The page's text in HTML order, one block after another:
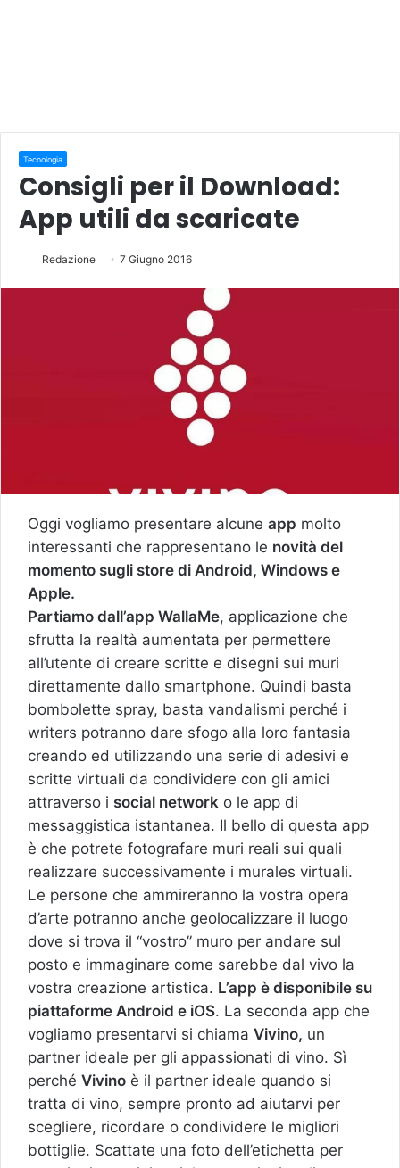
Tecnologia
Consigli per il Download:
App utili da scaricate
Redazione 7 Giugno 2016
Oggi vogliamo presentare alcune app molto
interessanti che rappresentano le novità del
momento sugli store di Android, Windows e
Apple.
Partiamo dall’app WallaMe, applicazione che
sfrutta la realtà aumentata per permettere
all’utente di creare scritte e disegni sui muri
direttamente dallo smartphone. Quindi basta
bombolette spray, basta vandalismi perché i
writers potranno dare sfogo alla loro fantasia
creando ed utilizzando una serie di adesivi e
scritte virtuali da condividere con gli amici
attraverso i social network o le app di
messaggistica istantanea. Il bello di questa app
è che potrete fotografare muri reali sui quali
realizzare successivamente i murales virtuali.
Le persone che ammireranno la vostra opera
d’arte potranno anche geolocalizzare il luogo
dove si trova il “vostro” muro per andare sul
posto e immaginare come sarebbe dal vivo la
vostra creazione artistica. L’app è disponibile su
piattaforme Android e iOS. La seconda app che
vogliamo presentarvi si chiama Vivino, un
partner ideale per gli appassionati di vino. Sì
perché Vivino è il partner ideale quando si
tratta di vino, sempre pronto ad aiutarvi per
scegliere, ricordare o condividere le migliori
bottiglie. Scattate una foto dell’etichetta per